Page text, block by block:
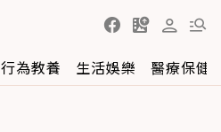
行為教養 生活娛樂 醫療保健